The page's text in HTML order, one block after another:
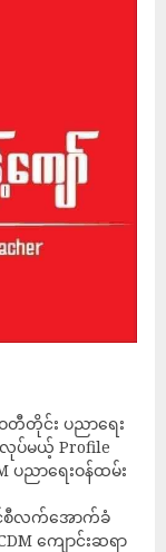
တိုင်း ပညာရေး
ပ်မယ့် Profile
ပညာရေးဝန်ထမ်း
င်စီလက်အောက်ခံ
ကျောင်းဆရာ